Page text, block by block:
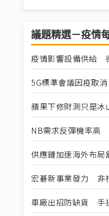
議題精選－疫情
疫情影響設備供給
5G標準會議因疫取
蘋果下修財測只是
NB需求反彈機率高
供應鏈加速海外布
宏碁新事業發力 非
車廠出招防缺貨 手